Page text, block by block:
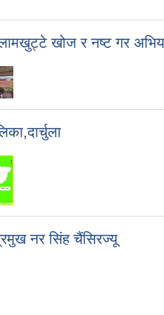
खोज र नष्ट गर
नर सिंह चैंसिरज्यू